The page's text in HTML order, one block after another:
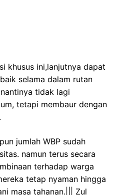
khusus ini,lanjutnya dapat
selama dalam rutan
tidak lagi
tetapi membaur dengan
jumlah WBP sudah
namun terus secara
terhadap warga
tetap nyaman hingga
masa tahanan.||| Zul